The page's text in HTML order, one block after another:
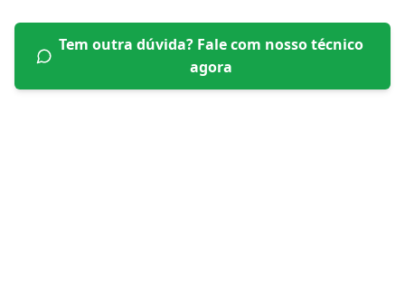
Tem outra dúvida? Fale com nosso técnico
agora